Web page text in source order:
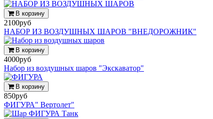
В корзину
2100руб
НАБОР ИЗ ВОЗДУШНЫХ ШАРОВ "ВНЕДОРОЖНИК"
В корзину
4000руб
Набор из воздушных шаров "Экскаватор"
В корзину
850руб
ФИГУРА" Вертолет"